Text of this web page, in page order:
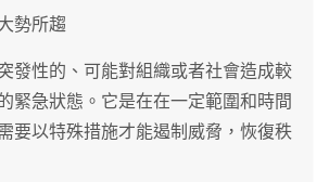
勢所趨
發性的、可能對組織或者社會造成較
緊急狀態。它是在在一定範圍和時間
要以特殊措施才能遏制威脅，恢復秩